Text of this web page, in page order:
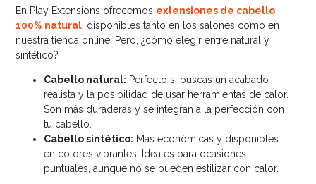
En Play Extensions ofrecemos extensiones de cabello
100% natural , disponibles tanto en los salones como en
nuestra tienda online. Pero, ¿cómo elegir entre natural y
sintético?
Cabello natural: Perfecto si buscas un acabado
realista y la posibilidad de usar herramientas de calor.
Son más duraderas y se integran a la perfección con
tu cabello.
Cabello sintético: Más económicas y disponibles
en colores vibrantes. Ideales para ocasiones
puntuales, aunque no se pueden estilizar con calor.